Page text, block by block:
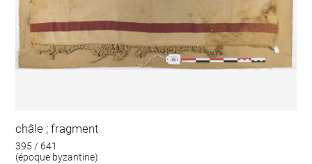
châle ; fragment
395 / 641
(époque byzantine)